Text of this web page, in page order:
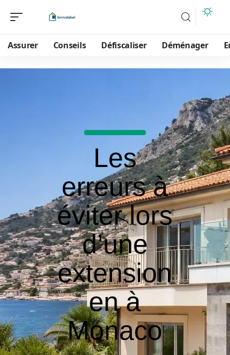
Assurer Conseils Défiscaliser Déménager
Les
erreurs à
éviter lors
d’une
extension
en à
Monaco